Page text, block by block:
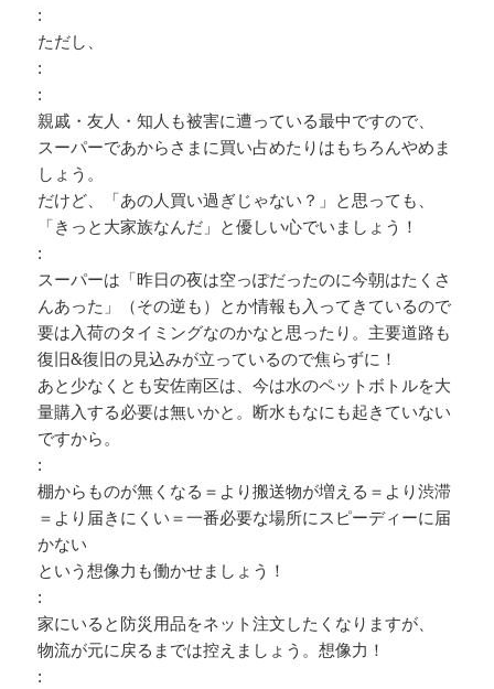
:
ただし、
:
:
親戚・友人・知人も被害に遭っている最中ですので、
スーパーであからさまに買い占めたりはもちろんやめま
しょう。
だけど、「あの人買い過ぎじゃない？」と思っても、
「きっと大家族なんだ」と優しい心でいましょう！
:
スーパーは「昨日の夜は空っぽだったのに今朝はたくさ
んあった」（その逆も）とか情報も入ってきているので
要は入荷のタイミングなのかなと思ったり。主要道路も
復旧&復旧の見込みが立っているので焦らずに！
あと少なくとも安佐南区は、今は水のペットボトルを大
量購入する必要は無いかと。断水もなにも起きていない
ですから。
:
棚からものが無くなる＝より搬送物が増える＝より渋滞
＝より届きにくい＝一番必要な場所にスピーディーに届
かない
という想像力も働かせましょう！
:
家にいると防災用品をネット注文したくなりますが、
物流が元に戻るまでは控えましょう。想像力！
: